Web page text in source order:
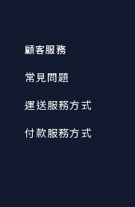
顧客服務
常見問題
運送服務方式
付款服務方式